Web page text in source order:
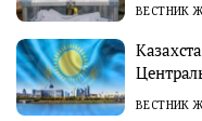
ВЕСТНИК
ВЕСТНИК